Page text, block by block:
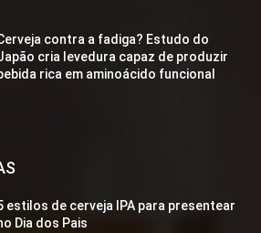
contra a fadiga? Estudo do
cria levedura capaz de produzir
rica em aminoácido funcional
estilos de cerveja IPA para presentear
Dia dos Pais